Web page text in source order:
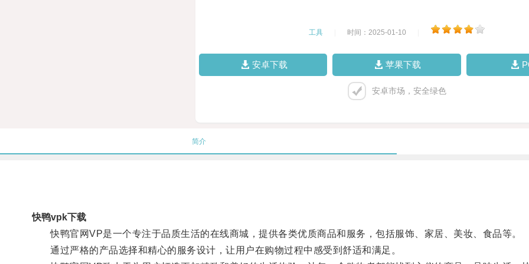
工具 时间：2025-01-10
安卓下载 苹果下载
安卓市场，安全绿色
简介
快鸭vpk下载
快鸭官网VP是一个专注于品质生活的在线商城，提供各类优质商品和服务，包括服饰、家居、美妆、食品等。
通过严格的产品选择和精心的服务设计，让用户在购物过程中感受到舒适和满足。